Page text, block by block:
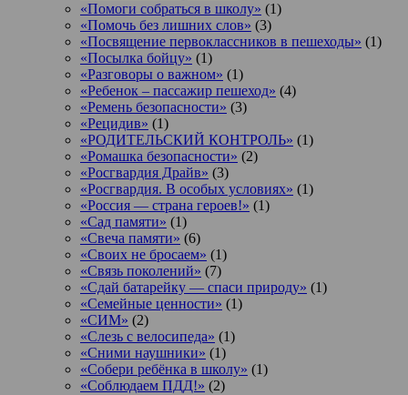
«Помоги собраться в школу» (1)
«Помочь без лишних слов» (3)
«Посвящение первоклассников в пешеходы» (1)
«Посылка бойцу» (1)
«Разговоры о важном» (1)
«Ребенок – пассажир пешеход» (4)
«Ремень безопасности» (3)
«Рецидив» (1)
«РОДИТЕЛЬСКИЙ КОНТРОЛЬ» (1)
«Ромашка безопасности» (2)
«Росгвардия Драйв» (3)
«Росгвардия. В особых условиях» (1)
«Россия — страна героев!» (1)
«Сад памяти» (1)
«Свеча памяти» (6)
«Своих не бросаем» (1)
«Связь поколений» (7)
«Сдай батарейку — спаси природу» (1)
«Семейные ценности» (1)
«СИМ» (2)
«Слезь с велосипеда» (1)
«Сними наушники» (1)
«Собери ребёнка в школу» (1)
«Соблюдаем ПДД!» (2)